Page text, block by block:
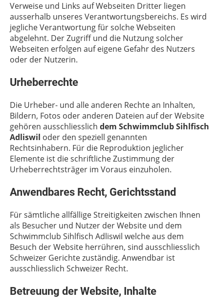
Verweise und Links auf Webseiten Dritter liegen
ausserhalb unseres Verantwortungsbereichs. Es wird
jegliche Verantwortung für solche Webseiten
abgelehnt. Der Zugriff und die Nutzung solcher
Webseiten erfolgen auf eigene Gefahr des Nutzers
oder der Nutzerin.
Urheberrechte
Die Urheber- und alle anderen Rechte an Inhalten,
Bildern, Fotos oder anderen Dateien auf der Website
gehören ausschliesslich dem Schwimmclub Sihlfisch
Adliswil oder den speziell genannten
Rechtsinhabern. Für die Reproduktion jeglicher
Elemente ist die schriftliche Zustimmung der
Urheberrechtsträger im Voraus einzuholen.
Anwendbares Recht, Gerichtsstand
Für sämtliche allfällige Streitigkeiten zwischen Ihnen
als Besucher und Nutzer der Website und dem
Schwimmclub Sihlfisch Adliswil welche aus dem
Besuch der Website herrühren, sind ausschliesslich
Schweizer Gerichte zuständig. Anwendbar ist
ausschliesslich Schweizer Recht.
Betreuung der Website, Inhalte